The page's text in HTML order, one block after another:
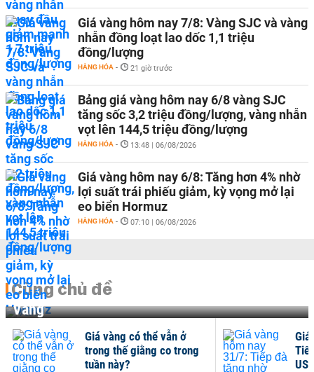
Giá vàng hôm nay 7/8: Vàng SJC và vàng
nhẫn đồng loạt lao dốc 1,1 triệu
đồng/lượng
HÀNG HÓA - 21 giờ trước
Bảng giá vàng hôm nay 6/8 vàng SJC
tăng sốc 3,2 triệu đồng/lượng, vàng nhẫn
vọt lên 144,5 triệu đồng/lượng
HÀNG HÓA - 13:48 | 06/08/2026
Giá vàng hôm nay 6/8: Tăng hơn 4% nhờ
lợi suất trái phiếu giảm, kỳ vọng mở lại
eo biển Hormuz
HÀNG HÓA - 07:10 | 06/08/2026
Cùng chủ đề
Vàng
Giá vàng có thể vẫn ở
trong thế giằng co trong
tuần này?